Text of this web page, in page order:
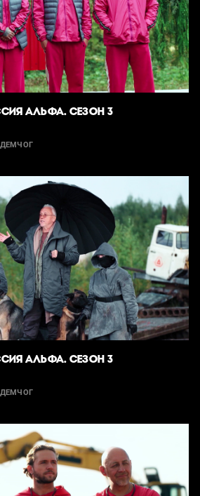
АЛЬФА. СЕЗОН 3
АЛЬФА. СЕЗОН 3